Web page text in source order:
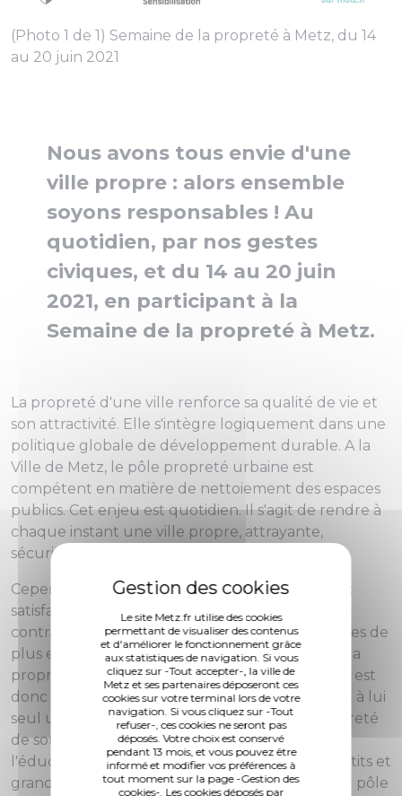
Le site Metz.fr utilise des cookies
permettant de visualiser des contenus
et d'améliorer le fonctionnement grâce
aux statistiques de navigation. Si vous
cliquez sur -Tout accepter-, la ville de
Metz et ses partenaires déposeront ces
cookies sur votre terminal lors de votre
navigation. Si vous cliquez sur -Tout
refuser-, ces cookies ne seront pas
déposés. Votre choix est conservé
pendant 13 mois, et vous pouvez être
informé et modifier vos préférences à
tout moment sur la page -Gestion des
cookies-. Les cookies déposés par
(Photo 1 de 1) Semaine de la propreté à Metz, du 14
au 20 juin 2021
Nous avons tous envie d'une
ville propre : alors ensemble
soyons responsables ! Au
quotidien, par nos gestes
civiques, et du 14 au 20 juin
2021, en participant à la
Semaine de la propreté à Metz.
La propreté d'une ville renforce sa qualité de vie et
son attractivité. Elle s'intègre logiquement dans une
politique globale de développement durable. A la
Ville de Metz, le pôle propreté urbaine est
compétent en matière de nettoiement des espaces
publics. Cet enjeu est quotidien. Il s'agit de rendre à
chaque instant une ville propre, attrayante,
sécurisante et sereine.
Cependant, Metz doit répondre à un paradoxe :
satisfaire une exigence accrue des citoyens en
contradiction avec des comportements inciviques de
plus en plus fréquents. Le maillon essentiel de la
propreté et de la gestion maîtrisée des déchets est
donc l'usager qui, par son geste civique, détient à lui
seul une grande responsabilité quant à la propreté
de son environnement. Ainsi, l'information,
l'éducation et la sensibilisation des habitants, petits et
grands, sont des moyens d'action récurrents du pôle